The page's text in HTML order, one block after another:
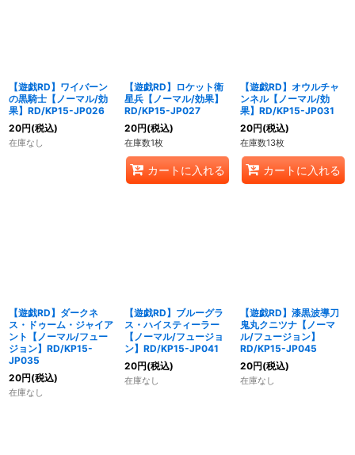
【遊戯RD】ワイバーン
の黒騎士【ノーマル/効
果】RD/KP15-JP026
20円(税込)
在庫なし
【遊戯RD】ロケット衛
星兵【ノーマル/効果】
RD/KP15-JP027
20円(税込)
在庫数1枚
カートに入れる
【遊戯RD】オウルチャ
ンネル【ノーマル/効
果】RD/KP15-JP031
20円(税込)
在庫数13枚
カートに入れる
【遊戯RD】ダークネ
ス・ドゥーム・ジャイア
ント【ノーマル/フュー
ジョン】RD/KP15-
JP035
20円(税込)
在庫なし
【遊戯RD】ブルーグラ
ス・ハイスティーラー
【ノーマル/フュージョ
ン】RD/KP15-JP041
20円(税込)
在庫なし
【遊戯RD】漆黒波導刀
鬼丸クニツナ【ノーマ
ル/フュージョン】
RD/KP15-JP045
20円(税込)
在庫なし